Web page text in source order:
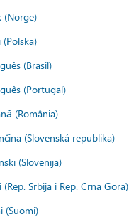
(Norge)
(Polska)
(Brasil)
(Portugal)
(România)
(Slovenská republika)
(Slovenija)
(Rep. Srbija i Rep. Crna Gora)
(Suomi)